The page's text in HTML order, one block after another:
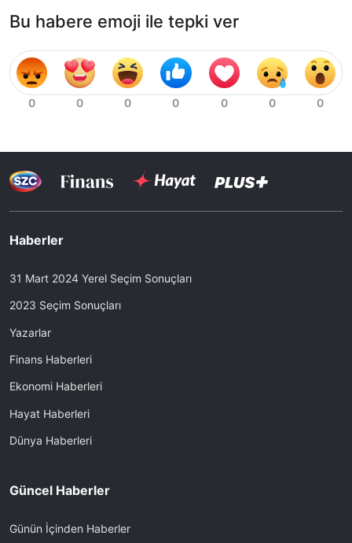
Bu habere emoji ile tepki ver
Haberler
31 Mart 2024 Yerel Seçim Sonuçları
2023 Seçim Sonuçları
Yazarlar
Finans Haberleri
Ekonomi Haberleri
Hayat Haberleri
Dünya Haberleri
Güncel Haberler
Günün İçinden Haberler